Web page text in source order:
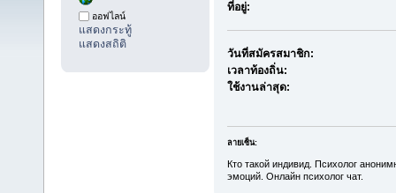
ออฟไลน์
แสดงกระทู้
แสดงสถิติ
ที่อยู่:
วันที่สมัครสมาชิก:
เวลาท้องถิ่น:
ใช้งานล่าสุด:
ลายเซ็น:
Кто такой индивид. Психолог
эмоций. Онлайн психолог чат.